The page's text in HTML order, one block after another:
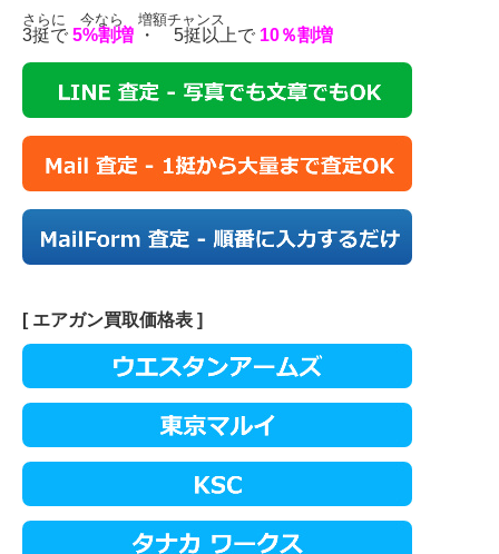
さらに 今なら 増額チャンス
3挺で 5%割増 ・ 5挺以上で 10％割増
[ エアガン買取価格表 ]